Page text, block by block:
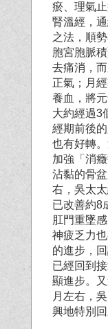
瘀、理氣
腎溫經，
之法，順
胞宮胞脈
去痛消，
正氣；月
養血，將元
大約經過3
經期前後
也有好轉
加強「消
沾黏的骨
右，吳太
已改善約8
肛門重墜
神疲乏力
的進步，
已經回到
顯進步。
月左右，
興地特別回